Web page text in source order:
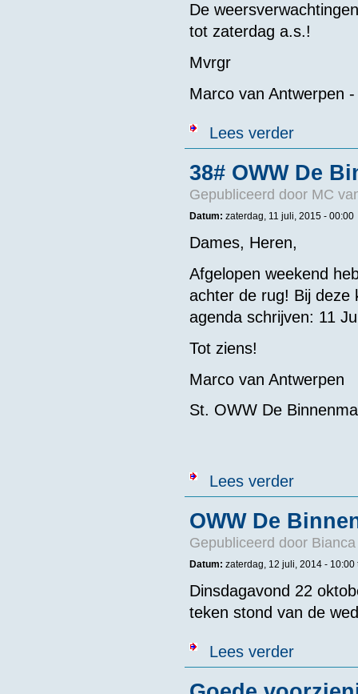
De
tot zaterdag a.s.!
Mvrgr
Marco van Antwerpen
Lees verderover
38# OWW De
Gepubliceerd door MC
Datum: zaterdag, 11 juli, 2015 - 00:00
Dames, Heren,
Afgelopen weekend
achter de rug! Bij deze
agenda schrijven: 11
Tot ziens!
Marco van Antwerpen
St. OWW De
Lees verderover 38#
OWW De
Gepubliceerd door
Datum: zaterdag, 12 juli, 2014 - 10:00
Dinsdagavond 22
teken stond van de
Lees verderover OWW